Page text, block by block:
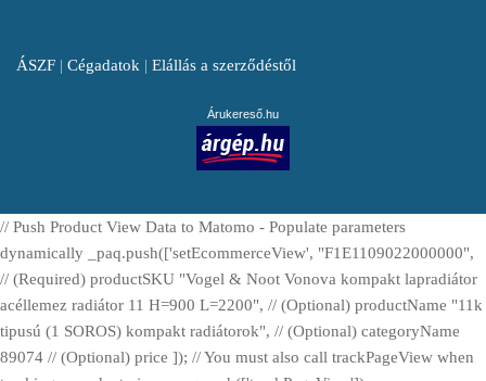
ÁSZF | Cégadatok | Elállás a szerződéstől
Árukereső.hu
// Push Product View Data to Matomo - Populate parameters
dynamically _paq.push(['setEcommerceView', "F1E1109022000000",
// (Required) productSKU "Vogel & Noot Vonova kompakt lapradiátor
acéllemez radiátor 11 H=900 L=2200", // (Optional) productName "11k
tipusú (1 SOROS) kompakt radiátorok", // (Optional) categoryName
89074 // (Optional) price ]); // You must also call trackPageView when